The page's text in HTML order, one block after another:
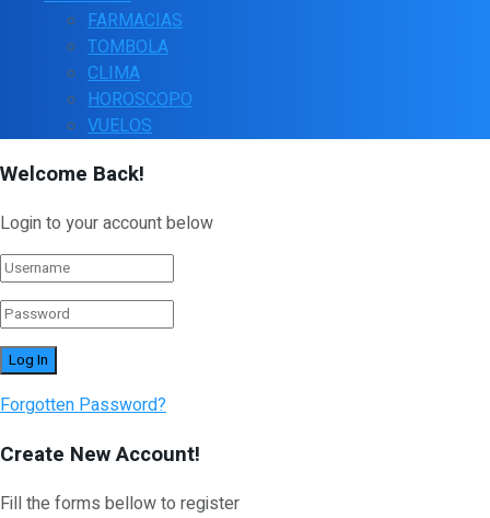
FARMACIAS
TOMBOLA
CLIMA
HOROSCOPO
VUELOS
Welcome Back!
Login to your account below
Forgotten Password?
Create New Account!
Fill the forms bellow to register